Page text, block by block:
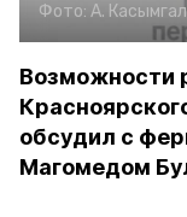
Фото: А.
Возможности
обсудил с
Магомедом